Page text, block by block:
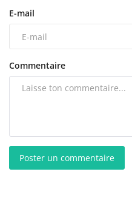
E-mail
Commentaire
Poster un commentaire